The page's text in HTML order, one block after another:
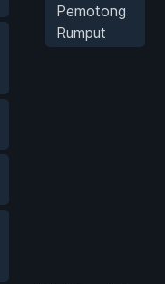
Pemotong
Rumput